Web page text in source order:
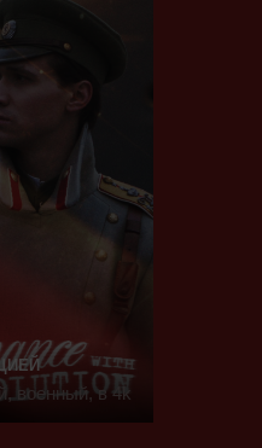
военный, в 4k